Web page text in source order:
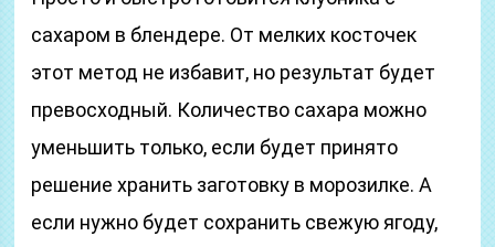
сахаром в блендере. От мелких косточек
этот метод не избавит, но результат будет
превосходный. Количество сахара можно
уменьшить только, если будет принято
решение хранить заготовку в морозилке. А
если нужно будет сохранить свежую ягоду,